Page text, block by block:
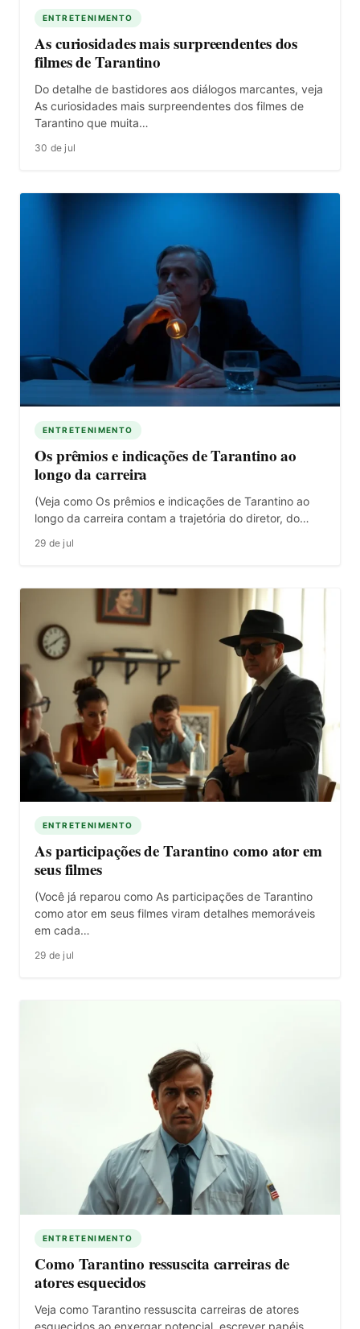
ENTRETENIMENTO
As curiosidades mais surpreendentes dos
filmes de Tarantino
Do detalhe de bastidores aos diálogos marcantes, veja
As curiosidades mais surpreendentes dos filmes de
Tarantino que muita…
30 de jul
ENTRETENIMENTO
Os prêmios e indicações de Tarantino ao
longo da carreira
(Veja como Os prêmios e indicações de Tarantino ao
longo da carreira contam a trajetória do diretor, do…
29 de jul
ENTRETENIMENTO
As participações de Tarantino como ator em
seus filmes
(Você já reparou como As participações de Tarantino
como ator em seus filmes viram detalhes memoráveis
em cada…
29 de jul
ENTRETENIMENTO
Como Tarantino ressuscita carreiras de
atores esquecidos
Veja como Tarantino ressuscita carreiras de atores
esquecidos ao enxergar potencial, escrever papéis